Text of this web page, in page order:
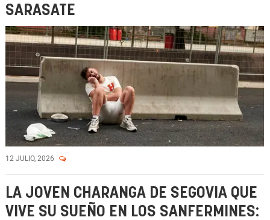
SARASATE
12 JULIO, 2026
LA JOVEN CHARANGA DE SEGOVIA QUE
VIVE SU SUEÑO EN LOS SANFERMINES: